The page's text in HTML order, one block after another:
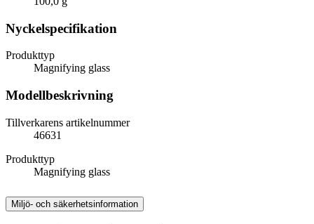
Nyckelspecifikation
Produkttyp
Magnifying glass
Modellbeskrivning
Tillverkarens artikelnummer
46631
Produkttyp
Magnifying glass
Miljö- och säkerhetsinformation